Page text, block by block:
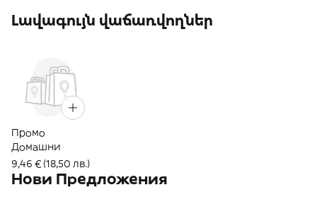
Լավագույն վաճառվողներ
Промо
Домашни
9,46 € (18,50 лв.)
Нови Предложения